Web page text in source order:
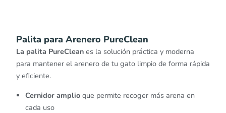
Palita para Arenero PureClean
La palita PureClean es la solución práctica y moderna
para mantener el arenero de tu gato limpio de forma rápida
y eficiente.
Cernidor amplio que permite recoger más arena en
cada uso